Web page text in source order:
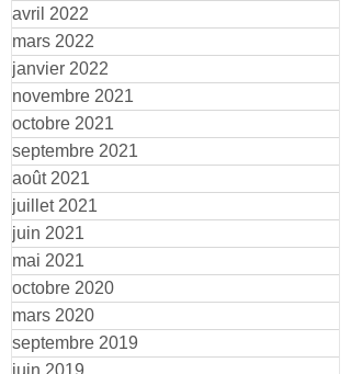
avril 2022
mars 2022
janvier 2022
novembre 2021
octobre 2021
septembre 2021
août 2021
juillet 2021
juin 2021
mai 2021
octobre 2020
mars 2020
septembre 2019